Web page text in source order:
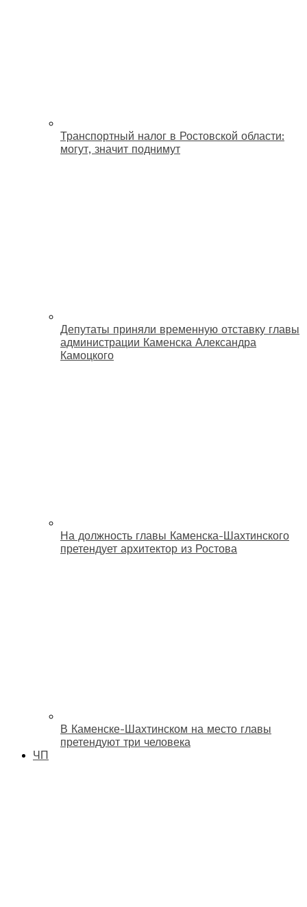
Транспортный налог в Ростовской области:
могут, значит поднимут
Депутаты приняли временную отставку главы
администрации Каменска Александра
Камоцкого
На должность главы Каменска-Шахтинского
претендует архитектор из Ростова
В Каменске-Шахтинском на место главы
претендуют три человека
ЧП